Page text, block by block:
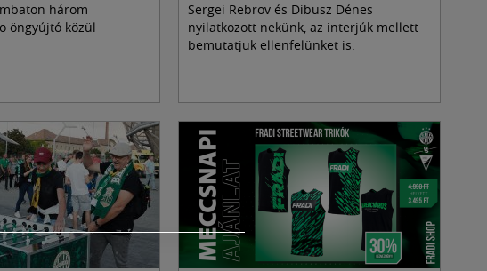
három
öngyújtó közül
Sergei Rebrov és Dibusz Dénes
nyilatkozott nekünk, az interjúk mellett
bemutatjuk ellenfelünket is.